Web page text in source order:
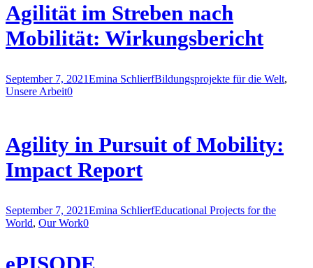
Agilität im Streben nach
Mobilität: Wirkungsbericht
September 7, 2021Emina SchlierfBildungsprojekte für die Welt,
Unsere Arbeit0
Agility in Pursuit of Mobility:
Impact Report
September 7, 2021Emina SchlierfEducational Projects for the
World, Our Work0